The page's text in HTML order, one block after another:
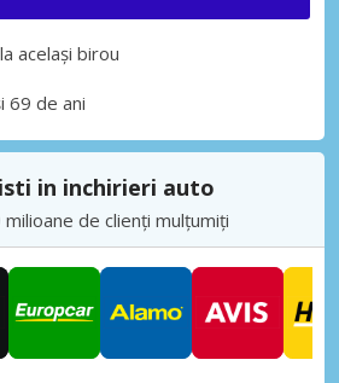
același birou
69 de ani
in inchirieri auto
de clienți mulțumiți